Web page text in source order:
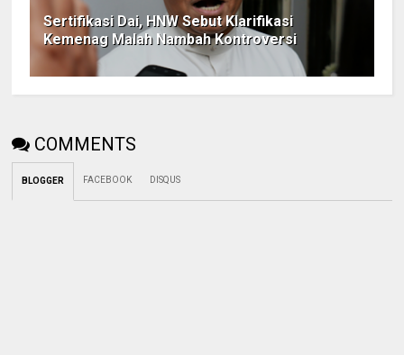
Sertifikasi Dai, HNW Sebut Klarifikasi
Kemenag Malah Nambah Kontroversi
COMMENTS
BLOGGER FACEBOOK DISQUS